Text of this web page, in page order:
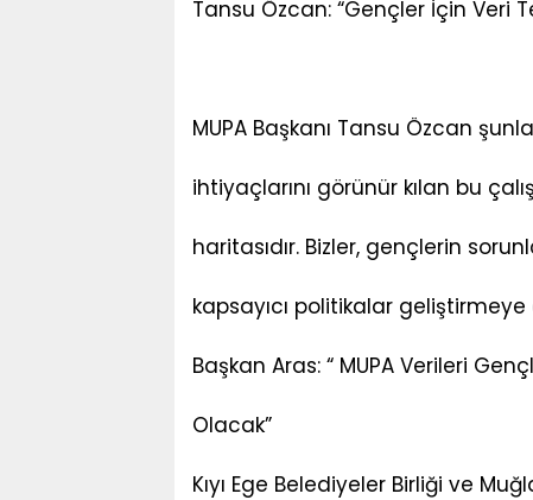
Tansu Özcan: “Gençler İçin Veri
MUPA Başkanı Tansu Özcan
ihtiyaçlarını görünür kılan bu
haritasıdır. Bizler, gençlerin
kapsayıcı politikalar
Başkan Aras: “ MUPA Verileri
Olacak”
Kıyı Ege Belediyeler Birliği ve